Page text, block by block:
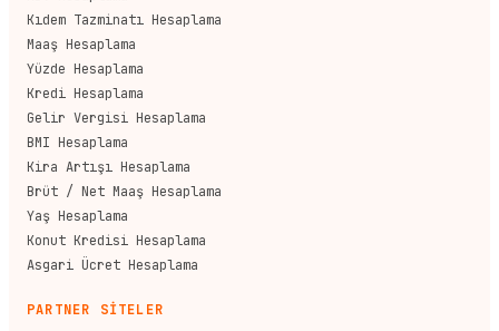
Kıdem Tazminatı Hesaplama
Maaş Hesaplama
Yüzde Hesaplama
Kredi Hesaplama
Gelir Vergisi Hesaplama
BMI Hesaplama
Kira Artışı Hesaplama
Brüt / Net Maaş Hesaplama
Yaş Hesaplama
Konut Kredisi Hesaplama
Asgari Ücret Hesaplama
PARTNER SİTELER